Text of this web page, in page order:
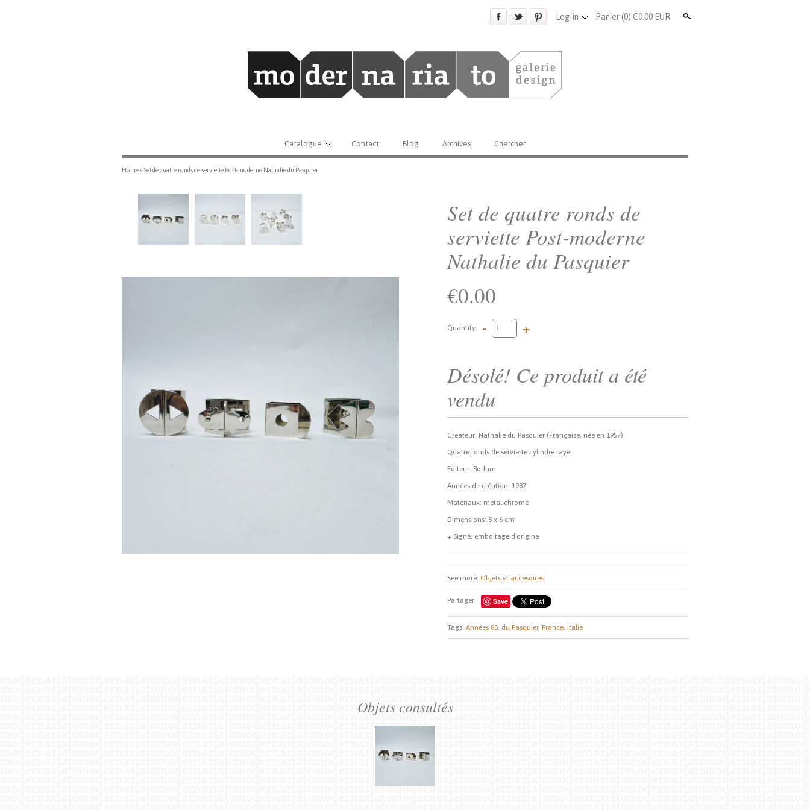
Log-in Panier(0) €0.00 EUR
Catalogue Contact Blog Archives Chercher
Home» Set de quatre ronds de serviette Post-moderne Nathalie du Pasquier
Set de quatre ronds de
serviette Post-moderne
Nathalie du Pasquier
€0.00
Quantity: - +
Désolé! Ce produit a été
vendu
Createur: Nathalie du Pasquier (Française, née en 1957)
Quatre ronds de serviette cylindre rayé
Editeur: Bodum
Années de création: 1987
Matériaux: métal chromé
Dimensions: 8 x 6 cm
+ Signé, emboitage d'origine
See more: Objets et accesoires
Partager Save
Tags: Années 80, du Pasquier, France, Italie
Objets consultés